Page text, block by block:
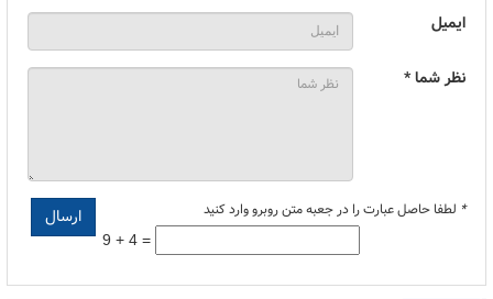
ایمیل
نظر شما *
* لطفا حاصل عبارت را در جعبه متن روبرو وارد کنید
9 + 4 =